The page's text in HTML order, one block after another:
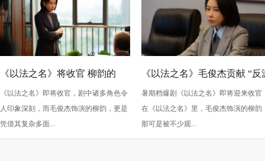
《以法之名》将收官 柳韵的
“蠢” 让毛俊杰重回巅峰
《以法之名》即将收官，剧中诸多角色令
人印象深刻，而毛俊杰饰演的柳韵，更是
凭借其复杂多面...
《以法之名》毛俊杰贡献 “反
级” 演技？柳韵的 “蠢” 是表演
的胜利！
暑期档爆剧《以法之名》即将迎来收官
在《以法之名》里，毛俊杰饰演的柳韵
那可是被不少观...